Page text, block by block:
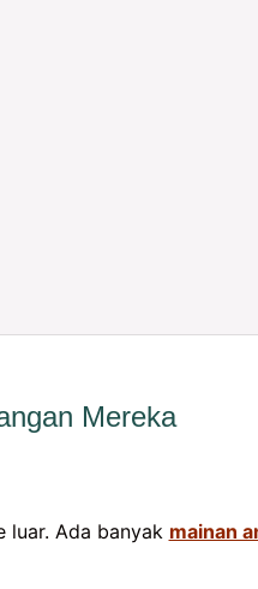
Mereka
luar. Ada banyak mainan